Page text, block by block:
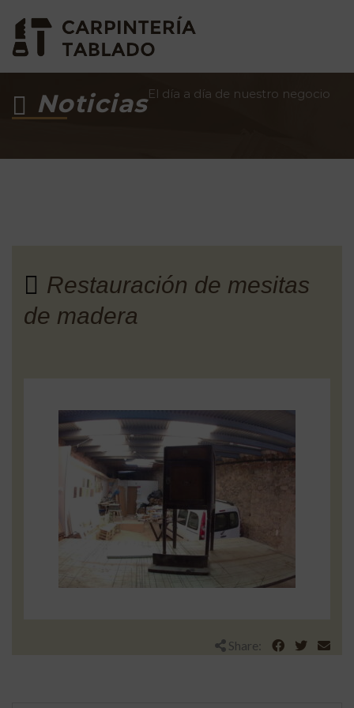
NoticiasEl día a día de nuestro negocio
Restauración de mesitas
de madera
Share: